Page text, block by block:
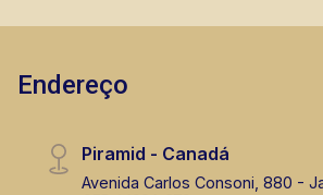
Endereço
Piramid - Canadá
Avenida Carlos Consoni, 880 -